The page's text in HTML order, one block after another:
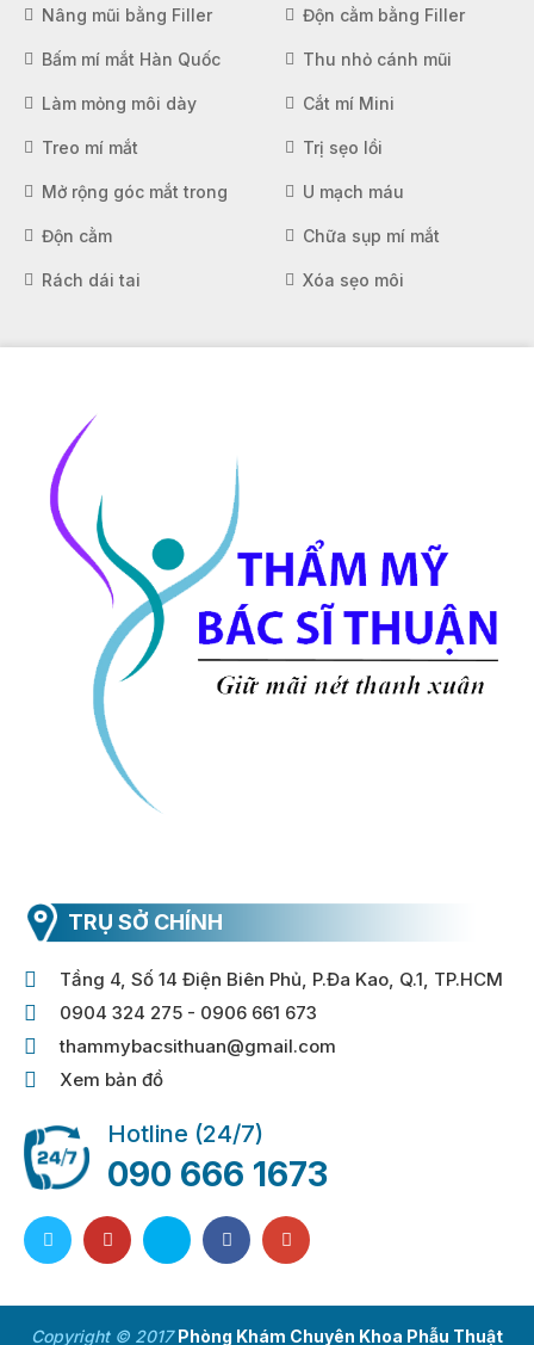
Nâng mũi bằng Filler Độn cằm bằng Filler
Bấm mí mắt Hàn Quốc Thu nhỏ cánh mũi
Làm mỏng môi dày Cắt mí Mini
Treo mí mắt Trị sẹo lồi
Mở rộng góc mắt trong U mạch máu
Độn cằm Chữa sụp mí mắt
Rách dái tai Xóa sẹo môi
TRỤ SỞ CHÍNH
Tầng 4, Số 14 Điện Biên Phủ, P.Đa Kao, Q.1, TP.HCM
0904 324 275 - 0906 661 673
thammybacsithuan@gmail.com
Xem bản đồ
Hotline (24/7)
090 666 1673
Copyright © 2017Phòng Khám Chuyên Khoa Phẫu Thuật